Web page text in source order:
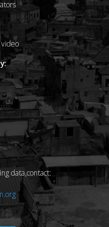
data,contact: